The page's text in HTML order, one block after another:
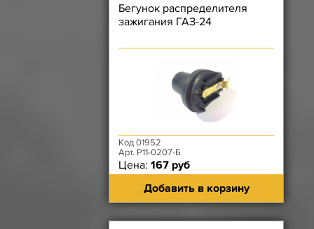
Бегунок распределителя
зажигания ГАЗ-24
Код 01952
Арт. Р11-0207-Б
Цена: 167 руб
Добавить в корзину